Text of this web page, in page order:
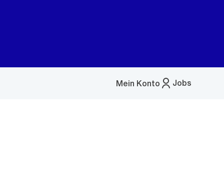
Jobs
Mein Konto
Menü